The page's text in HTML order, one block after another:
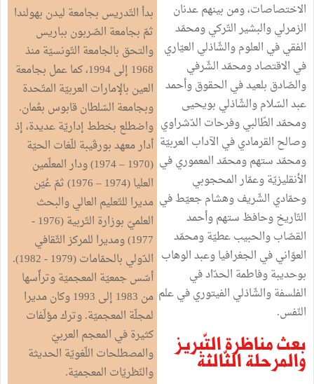
بدأ التّدريس بجامعة ليدن بهولندا
ثمّ بجامعة الصّربون بباريس
والتحق بالجامعة التّونسيّة منذ
1968 إلى 1994، كما عمل بجامعة
العين بالإمارات العربيّة المتّحدة
وبجامعة السّلطان قابوس بعُمان.
واضطلع بخطط إداريّة عديدة، إذ
أدار معهد بورڤيبة للّغات الحيّة
(1970 – 1974) ودار المعلّمين
العليا (1974 – 1976) ثمّ عُيّن
مديرا للتّعليم العالي والبحث
العلميّ بوزارة التّربية (1976 -
1977) ومديرا للمركز الثّقافي
الدّولي بالحمّامات (1979 - 1982).
أسّس جمعيّة المعجميّة وترأّسها
من 1983 إلى 1993 وكان مديرا
لمجلّة المعجميّة. وترك مؤلّفات
كثيرة في المعجم العربيّ
والمصطلحات اللّغويّة الحديثة
والنّظريّات المعجميّة.
الاختصاصات، ومن بينهم عدنان
الزمرلي والبشير التّركي ومحمّد
الفقي في العلوم والشّاذلي العيّاري
في الاقتصاد ومحمّد الشّرفي
والصّادق بلعيد في الحقوق وأحمد
عبد السّلام والشّاذلي بويحيى
ومحمّد الطّالبي وفرحات الدّشراوي
وصالح القرمادي في الآداب العربيّة
ومحمّد ستهم ومحمّد المعموري في
الأنقليزيّة وعمّار المحجوبي
وحمّادي الشّريف وهشام جعيّط في
التّاريخ وحافظ ستهم وأحمد
القصّاب والحبيب عطيّة ومحمّد
العوّاني في الجغرافيا وعبد الوهاب
بوحديبة وفاطمة الحدّاد في
الفلسفة والشّاذلي الفيتوري في علم
النّفس.
بعث مناظرة التّبريز
والمرحلة الثّالثة